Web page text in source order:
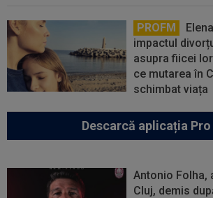
PROFM
impactul
asupra fiicei
ce mutarea în
schimbat viața
Descarcă aplicația Pro
Antonio Folha,
Cluj, demis